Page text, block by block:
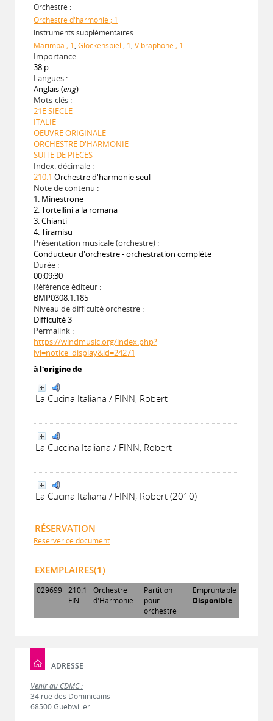
Orchestre :
Orchestre d'harmonie ; 1
Instruments supplémentaires :
Marimba ; 1, Glockenspiel ; 1, Vibraphone ; 1
Importance :
38 p.
Langues :
Anglais (eng)
Mots-clés :
21E SIECLE
ITALIE
OEUVRE ORIGINALE
ORCHESTRE D'HARMONIE
SUITE DE PIECES
Index. décimale :
210.1 Orchestre d'harmonie seul
Note de contenu :
1. Minestrone
2. Tortellini a la romana
3. Chianti
4. Tiramisu
Présentation musicale (orchestre) :
Conducteur d'orchestre - orchestration complète
Durée :
00:09:30
Référence éditeur :
BMP0308.1.185
Niveau de difficulté orchestre :
Difficulté 3
Permalink :
https://windmusic.org/index.php?
lvl=notice_display&id=24271
à l'origine de
La Cucina Italiana / FINN, Robert
La Cuccina Italiana / FINN, Robert
La Cucina Italiana / FINN, Robert (2010)
RÉSERVATION
Réserver ce document
EXEMPLAIRES(1)
029699 210.1
FIN
Orchestre
d'Harmonie
Partition
pour
orchestre
Empruntable
Disponible
ADRESSE
Venir au CDMC :
34 rue des Dominicains
68500 Guebwiller